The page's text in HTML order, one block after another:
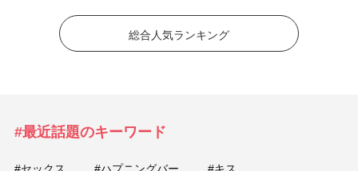
総合人気ランキング
#最近話題のキーワード
#セックス #ハプニングバー #キス